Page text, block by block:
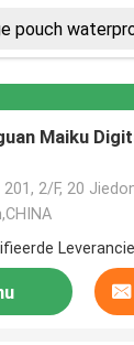
Maiku
201, 2/F, 20